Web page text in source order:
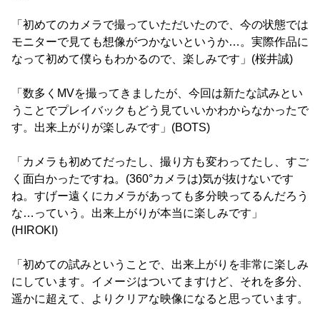
「初めてのカメラで撮っていただいたので、今の状態では
モニターで見ても想像がつかないというか…。実際作品に
なって初めて僕らもわかるので、楽しみです」(桜井誠)
「数多くMVを撮ってきましたが、今回は新たな試みとい
うことでプレイバックもどう見ていいかわからなかったで
す。出来上がりが楽しみです」(BOTS)
「カメラも初めてだったし、撮り方も変わってたし、すご
く面白かったですね。(360°カメラは)気が抜けないです
ね。すげー遠くにカメラがあっても多分映ってるんだろう
な…っていう。出来上がりが本当に楽しみです」
(HIROKI)
「初めての試みということで、出来上がりを非常に楽しみ
にしています。イメージはついてますけど、それを多分、
遥かに超えて、よりクリアな映像になると思っています。